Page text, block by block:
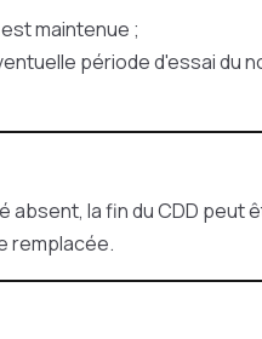
maintenue ;
période d'essai du
absent, la fin du CDD peut
remplacée.